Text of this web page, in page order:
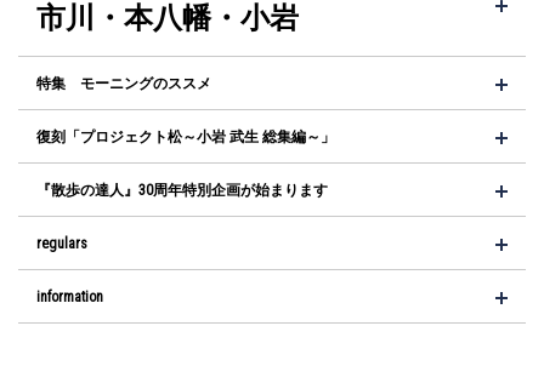
市川・本八幡・小岩
特集 モーニングのススメ
復刻「プロジェクト松～小岩 武生 総集編～」
『散歩の達人』30周年特別企画が始まります
regulars
information